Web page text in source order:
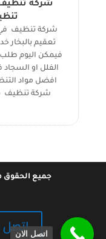
تعقيم بالبخار
فيمكن اليوم
الفلل او
افضل مواد
شركة تنظيف
جميع
اتصل الان
اتصل الان